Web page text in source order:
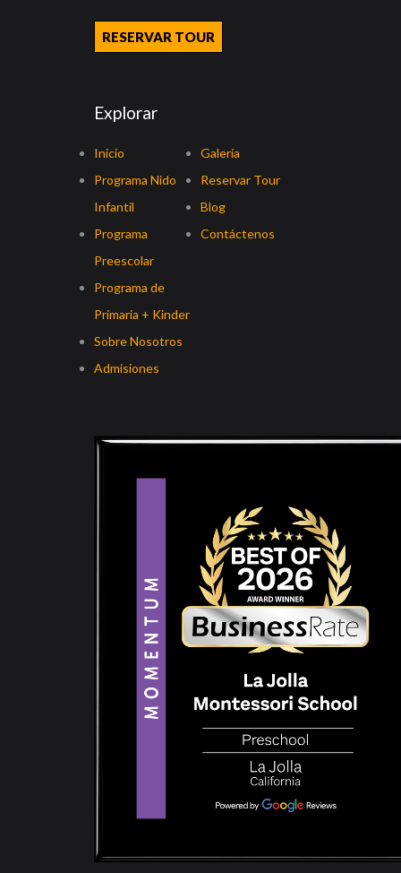
RESERVAR TOUR
Explorar
Inicio
Programa Nido
Infantil
Programa
Preescolar
Programa de
Primaria + Kinder
Sobre Nosotros
Admisiones
Galería
Reservar Tour
Blog
Contáctenos